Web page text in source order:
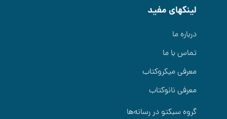
لینکهای مفید
درباره ما
تماس با ما
معرفی میکروکتاب
معرفی نانوکتاب
گروه سبکتو در رسانه‌ها